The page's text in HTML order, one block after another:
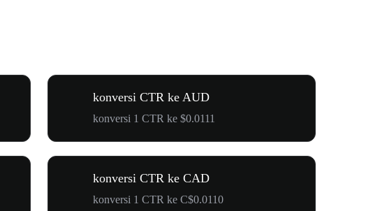
konversi CTR ke AUD
konversi 1 CTR ke $0.0111
konversi CTR ke CAD
konversi 1 CTR ke C$0.0110